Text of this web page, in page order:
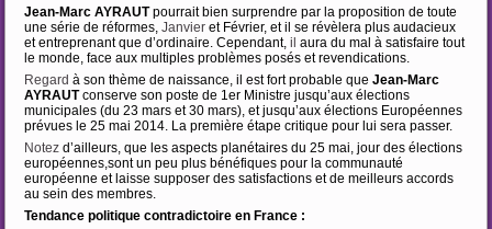
Jean-Marc AYRAUTpourrait bien surprendre par la proposition de toute
une série de réformes, Janvier et Février, et il se révèlera plus audacieux
et entreprenant que d’ordinaire. Cependant, il aura du mal à satisfaire tout
le monde, face aux multiples problèmes posés et revendications.
Regard à son thème de naissance, il est fort probable queJean-Marc
AYRAUTconserve son poste de 1er Ministre jusqu’aux élections
municipales (du 23 mars et 30 mars), et jusqu’aux élections Européennes
prévues le 25 mai 2014. La première étape critique pour lui sera passer.
Notez d’ailleurs, que les aspects planétaires du 25 mai, jour des élections
européennes,sont un peu plus bénéfiques pour la communauté
européenne et laisse supposer des satisfactions et de meilleurs accords
au sein des membres.
Tendance politique contradictoire en France :